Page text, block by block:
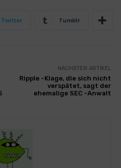
Twitter Tumblr
NÄCHSTER ARTIKEL
Ripple -Klage, die sich nicht
verspätet, sagt der
ehemalige SEC -Anwalt